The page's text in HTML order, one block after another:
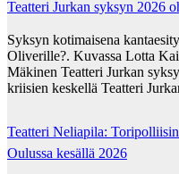
Teatteri Jurkan syksyn 2026
Syksyn kotimaisena
Oliverille?. Kuvassa Lotta
Mäkinen Teatteri Jurkan
kriisien keskellä Teatteri
Teatteri Neliapila:
Oulussa kesällä 2026